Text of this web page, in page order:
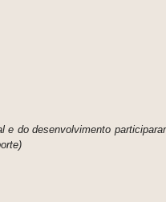
do desenvolvimento